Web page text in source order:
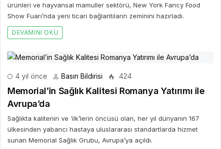
ürünleri ve hayvansal mamuller sektörü, New York Fancy Food
Show Fuarı’nda yeni ticari bağlantıların zeminini hazırladı.
DEVAMINI OKU
4 yıl önce Basın Bildirisi 424
Memorial’in Sağlık Kalitesi Romanya Yatırımı ile
Avrupa’da
Sağlıkta kalitenin ve ‘ilk’lerin öncüsü olan, her yıl dünyanın 167
ülkesinden yabancı hastaya uluslararası standartlarda hizmet
sunan Memorial Sağlık Grubu, Avrupa’ya açıldı.